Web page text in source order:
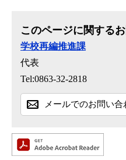
このページに関する
学校再編推進課
代表
Tel:0863-32-2818
メールでのお問い合